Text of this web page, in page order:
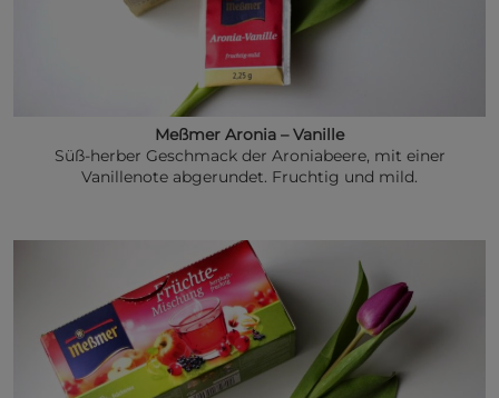
Meßmer Aronia – Vanille
Süß-herber Geschmack der Aroniabeere, mit einer
Vanillenote abgerundet. Fruchtig und mild.